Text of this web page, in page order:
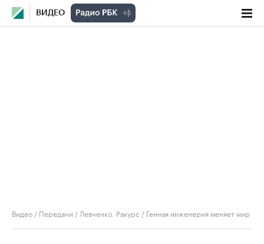
ВИДЕО
Видео / Передачи / Левченко. Ракурс / Генная инженерия меняет мир